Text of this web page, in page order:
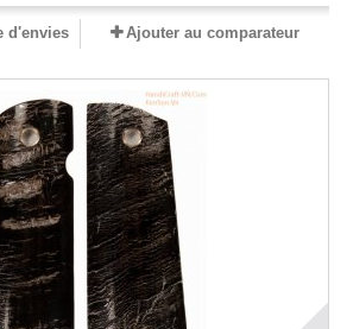
d'envies Ajouter au comparateur